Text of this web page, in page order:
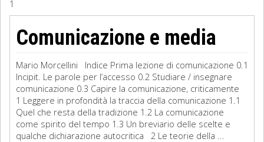
Filosofia
Storia
Matematica
Diritto
1
Comunicazione e media
Mario Morcellini Indice Prima lezione di comunicazione 0.1
Incipit. Le parole per l’accesso 0.2 Studiare / insegnare
comunicazione 0.3 Capire la comunicazione, criticamente
1 Leggere in profondità la traccia della comunicazione 1.1
Quel che resta della tradizione 1.2 La comunicazione
come spirito del tempo 1.3 Un breviario delle scelte e
qualche dichiarazione autocritica 2 Le teorie della ...